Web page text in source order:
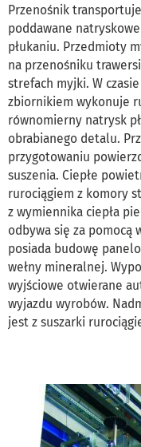
Przenośnik
poddawane
płukaniu. Przedmioty
na przenośniku
strefach myjki. W
zbiornikiem wykonuje
równomierny natrysk
obrabianego detalu.
przygotowaniu
suszenia. Ciepłe
rurociągiem z komory
z wymiennika ciepła
odbywa się za pomocą
posiada budowę
wełny mineralnej.
wyjściowe otwierane
wyjazdu wyrobów.
jest z suszarki